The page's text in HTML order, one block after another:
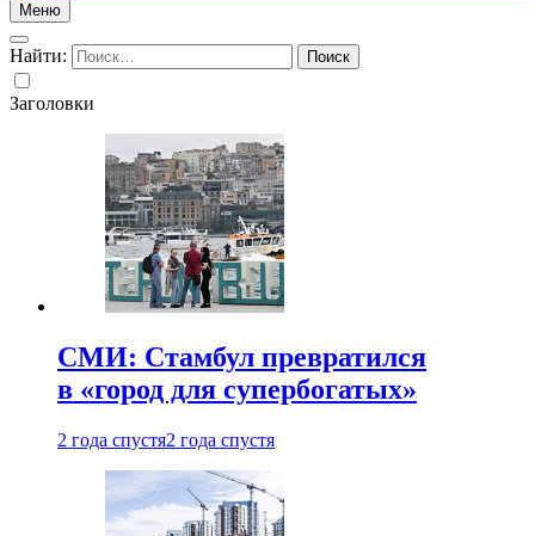
Меню
Найти:
Заголовки
СМИ: Стамбул превратился
в «город для супербогатых»
2 года спустя2 года спустя